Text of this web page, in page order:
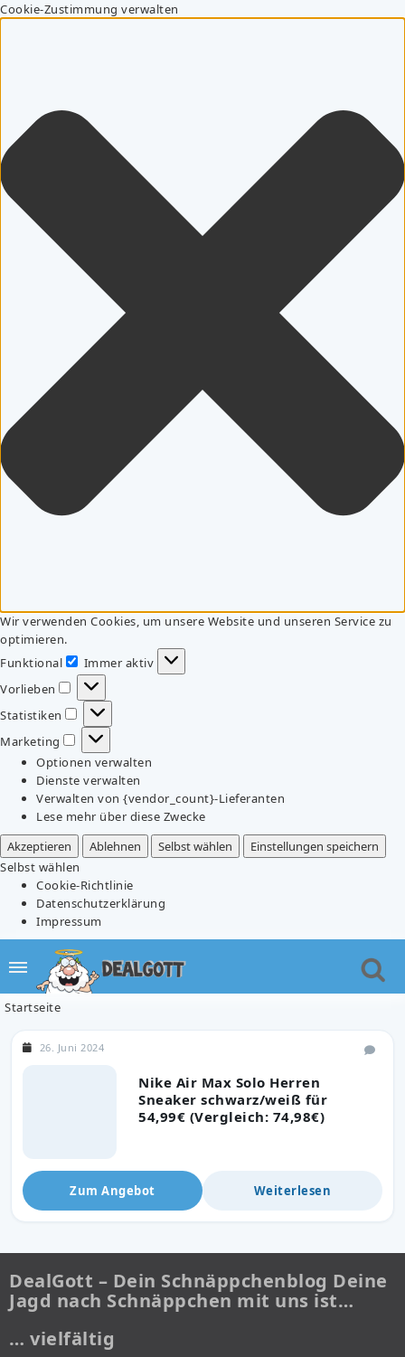
Cookie-Zustimmung verwalten
Wir verwenden Cookies, um unsere Website und unseren Service zu
optimieren.
Funktional
Funktional
Immer aktiv
Vorlieben
Vorlieben
Statistiken
Statistiken
Marketing
Marketing
Optionen verwalten
Dienste verwalten
Verwalten von {vendor_count}-Lieferanten
Lese mehr über diese Zwecke
Akzeptieren
Ablehnen Selbst wählen
Einstellungen speichern
Selbst wählen
Cookie-Richtlinie
Datenschutzerklärung
Impressum
Startseite
Nike Air Max Solo Herren
Sneaker schwarz/weiß für
54,99€ (Vergleich: 74,98€)
26. Juni 2024
Zum Angebot Weiterlesen
DealGott – Dein Schnäppchenblog Deine
Jagd nach Schnäppchen mit uns ist…
… vielfältig